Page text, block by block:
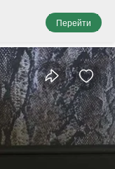
Перейти